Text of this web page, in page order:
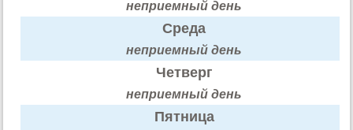
неприемный день
Среда
неприемный день
Четверг
неприемный день
Пятница